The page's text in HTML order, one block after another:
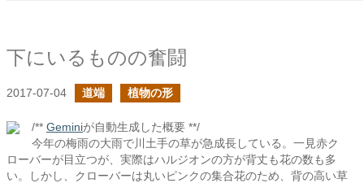
下にいるものの奮闘
2017-07-04 道端 植物の形
/** Geminiが自動生成した概要 **/
今年の梅雨の大雨で川土手の草が急成長している。一見赤ク
ローバーが目立つが、実際はハルジオンの方が背丈も花の数も多
い。しかし、クローバーは丸いピンクの集合花のため、背の高い草